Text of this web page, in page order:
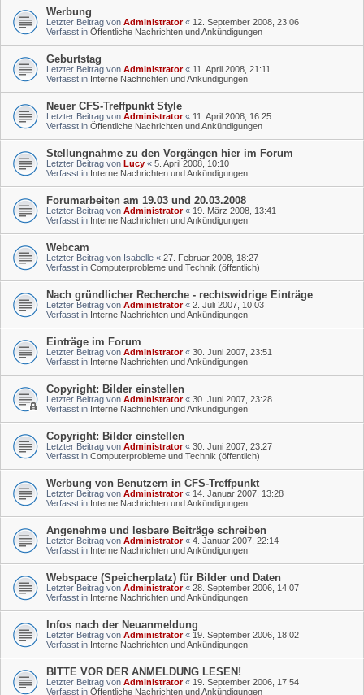
Werbung
Letzter Beitrag von Administrator« 12. September 2008, 23:06
Verfasst in Öffentliche Nachrichten und Ankündigungen
Geburtstag
Letzter Beitrag von Administrator« 11. April 2008, 21:11
Verfasst in Interne Nachrichten und Ankündigungen
Neuer CFS-Treffpunkt Style
Letzter Beitrag von Administrator« 11. April 2008, 16:25
Verfasst in Öffentliche Nachrichten und Ankündigungen
Stellungnahme zu den Vorgängen hier im Forum
Letzter Beitrag von Lucy « 5. April 2008, 10:10
Verfasst in Interne Nachrichten und Ankündigungen
Forumarbeiten am 19.03 und 20.03.2008
Letzter Beitrag von Administrator« 19. März 2008, 13:41
Verfasst in Interne Nachrichten und Ankündigungen
Webcam
Letzter Beitrag von Isabelle « 27. Februar 2008, 18:27
Verfasst in Computerprobleme und Technik (öffentlich)
Nach gründlicher Recherche - rechtswidrige Einträge
Letzter Beitrag von Administrator« 2. Juli 2007, 10:03
Verfasst in Interne Nachrichten und Ankündigungen
Einträge im Forum
Letzter Beitrag von Administrator« 30. Juni 2007, 23:51
Verfasst in Interne Nachrichten und Ankündigungen
Copyright: Bilder einstellen
Letzter Beitrag von Administrator« 30. Juni 2007, 23:28
Verfasst in Interne Nachrichten und Ankündigungen
Copyright: Bilder einstellen
Letzter Beitrag von Administrator« 30. Juni 2007, 23:27
Verfasst in Computerprobleme und Technik (öffentlich)
Werbung von Benutzern in CFS-Treffpunkt
Letzter Beitrag von Administrator« 14. Januar 2007, 13:28
Verfasst in Interne Nachrichten und Ankündigungen
Angenehme und lesbare Beiträge schreiben
Letzter Beitrag von Administrator« 4. Januar 2007, 22:14
Verfasst in Interne Nachrichten und Ankündigungen
Webspace (Speicherplatz) für Bilder und Daten
Letzter Beitrag von Administrator« 28. September 2006, 14:07
Verfasst in Interne Nachrichten und Ankündigungen
Infos nach der Neuanmeldung
Letzter Beitrag von Administrator« 19. September 2006, 18:02
Verfasst in Interne Nachrichten und Ankündigungen
BITTE VOR DER ANMELDUNG LESEN!
Letzter Beitrag von Administrator« 19. September 2006, 17:54
Verfasst in Öffentliche Nachrichten und Ankündigungen